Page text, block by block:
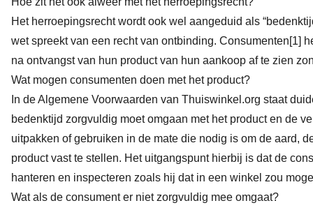
Het herroepingsrecht wordt ook wel aangeduid als
wet spreekt van een recht van ontbinding. Consumenten[1]
na ontvangst van hun product van hun aankoop af te zien
Wat mogen consumenten doen met het product?
In de Algemene Voorwaarden van Thuiswinkel.org staat
bedenktijd zorgvuldig moet omgaan met het product en de
uitpakken of gebruiken in de mate die nodig is om de aard,
product vast te stellen. Het uitgangspunt hierbij is dat de
hanteren en inspecteren zoals hij dat in een winkel zou
Wat als de consument er niet zorgvuldig mee omgaat?